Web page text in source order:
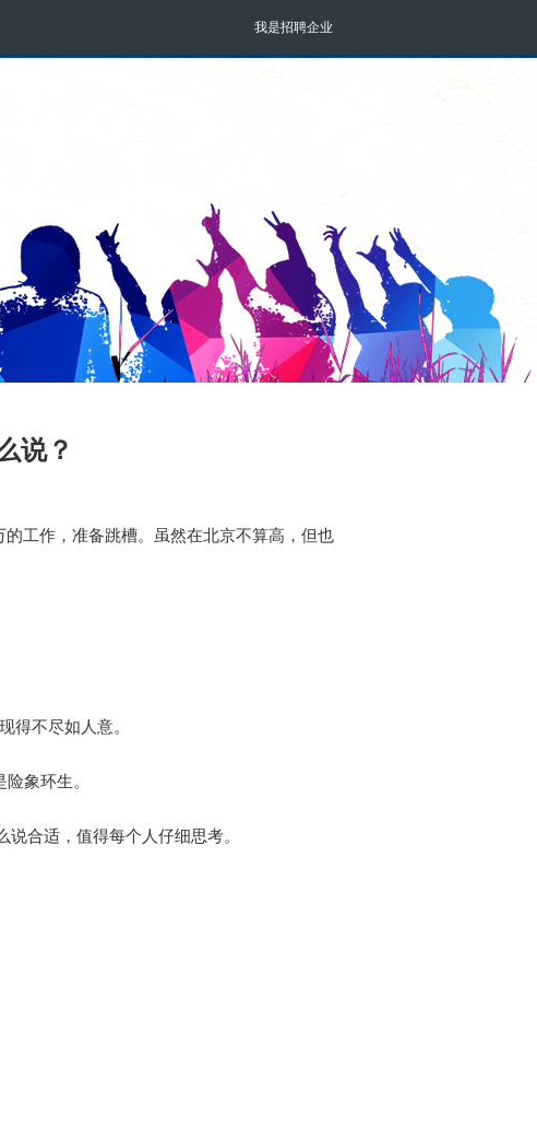
我是招聘企业
说？
工作，准备跳槽。虽然在北京不算高，但也
不尽如人意。
象环生。
合适，值得每个人仔细思考。